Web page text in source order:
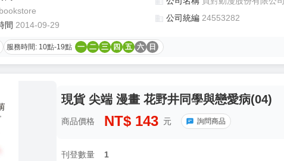
bookstore
間 2014-09-29
公司統編 24553282
服務時間: 10點-19點 一 二 三 四 五 六 日
現貨 尖端 漫畫 花野井同學與戀愛病(04)
商品價格 NT$ 143 元 詢問商品
刊登數量 1